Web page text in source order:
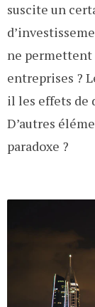
suscite un
ne permettent
entreprises ?
il les effets de
D’autres
paradoxe ?